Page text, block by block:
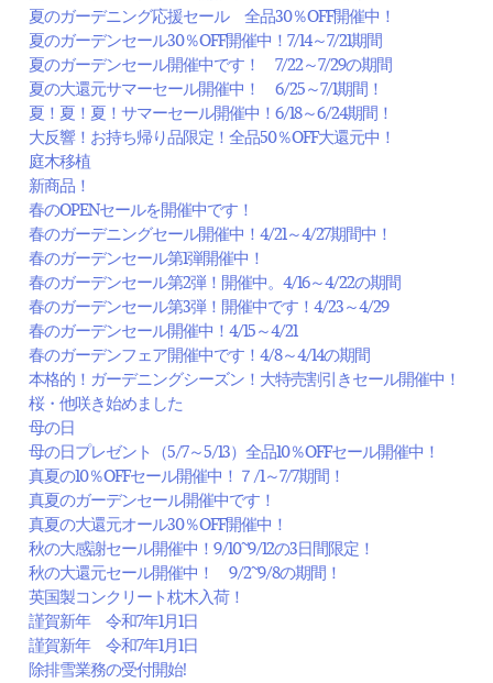
夏のガーデニング応援セール 全品30％OFF開催中！
夏のガーデンセール30％OFF開催中！7/14～7/21期間
夏のガーデンセール開催中です！ 7/22～7/29の期間
夏の大還元サマーセール開催中！ 6/25～7/1期間！
夏！夏！夏！サマーセール開催中！6/18～6/24期間！
大反響！お持ち帰り品限定！全品50％OFF大還元中！
庭木移植
新商品！
春のOPENセールを開催中です！
春のガーデニングセール開催中！4/21～4/27期間中！
春のガーデンセール第1弾開催中！
春のガーデンセール第2弾！開催中。4/16～4/22の期間
春のガーデンセール第3弾！開催中です！4/23～4/29
春のガーデンセール開催中！4/15～4/21
春のガーデンフェア開催中です！4/8～4/14の期間
本格的！ガーデニングシーズン！大特売割引きセール開催中！
桜・他咲き始めました
母の日
母の日プレゼント（5/7～5/13）全品10％OFFセール開催中！
真夏の10％OFFセール開催中！７/1～7/7期間！
真夏のガーデンセール開催中です！
真夏の大還元オール30％OFF開催中！
秋の大感謝セール開催中！9/10~9/12の3日間限定！
秋の大還元セール開催中！ 9/2~9/8の期間！
英国製コンクリート枕木入荷！
謹賀新年 令和7年1月1日
謹賀新年 令和7年1月1日
除排雪業務の受付開始!